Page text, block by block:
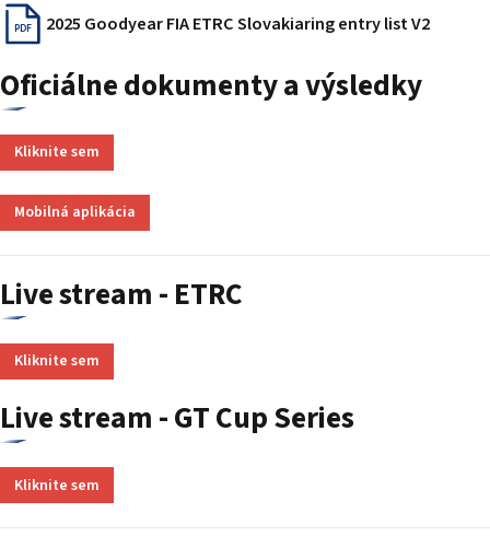
PDF 2025 Goodyear FIA ETRC Slovakiaring entry list V2
Oficiálne dokumenty a výsledky
Kliknite sem
Mobilná aplikácia
Live stream - ETRC
Kliknite sem
Live stream - GT Cup Series
Kliknite sem